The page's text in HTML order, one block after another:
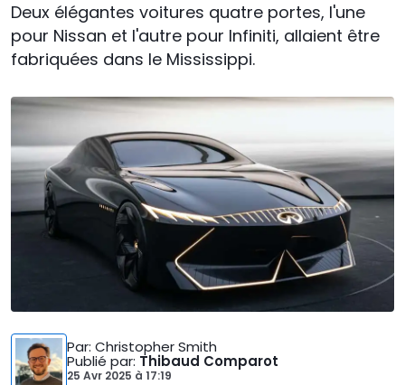
Deux élégantes voitures quatre portes, l'une
pour Nissan et l'autre pour Infiniti, allaient être
fabriquées dans le Mississippi.
Par: Christopher Smith
Publié par: Thibaud Comparot
25 Avr 2025 à 17:19